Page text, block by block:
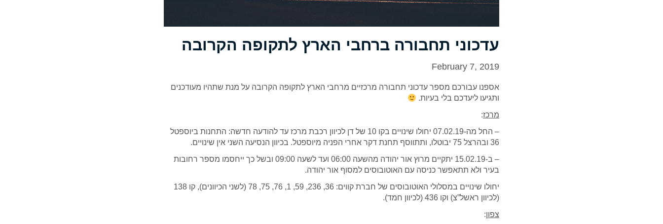
עדכוני תחבורה ברחבי הארץ לתקופה הקרובה
February 7, 2019
אספנו עבורכם מספר עדכוני תחבורה מרכזיים מרחבי הארץ לתקופה הקרובה על מנת שתהיו מעודכנים
ותגיעו ליעדכם בלי בעיות.
מרכז:
– החל מה-07.02.19 יחולו שינויים בקו 10 של דן לכיוון רכבת מרכז עד להודעה חדשה: התחנות ביוספטל
36 ובהרצל 75 יבוטלו, ותתווסף תחנת דקר אחרי הפניה מיוספטל. בכיוון הנסיעה השני אין שינויים.
– ב-15.02.19 יתקיים מרוץ אור יהודה מהשעה 06:00 ועד לשעה 09:00 ובשל כך ייחסמו מספר רחובות
בעיר ולא תתאפשר כניסה עם האוטובוסים למסוף אור יהודה.
יחולו שינויים במסלולי האוטובוסים של חברת קווים: 36, 236, 59, 1, 76, 75, 78 (לשני הכיוונים), קו 138
(לכיוון ראשל”צ) וקו 436 (לכיוון חמד).
צפון: